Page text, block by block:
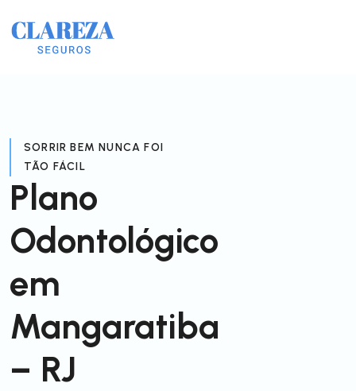
SORRIR BEM NUNCA FOI
TÃO FÁCIL
Plano
Odontológico
em
Mangaratiba
– RJ